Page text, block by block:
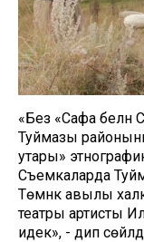
«Без «Сафа
Туймазы
утары»
Съемкаларда
Төмәнәк авылы
театры артисты
идек», - дип